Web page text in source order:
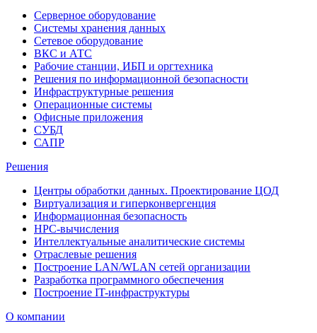
Серверное оборудование
Системы хранения данных
Сетевое оборудование
ВКС и АТС
Рабочие станции, ИБП и оргтехника
Решения по информационной безопасности
Инфраструктурные решения
Операционные системы
Офисные приложения
СУБД
САПР
Решения
Центры обработки данных. Проектирование ЦОД
Виртуализация и гиперконвергенция
Информационная безопасность
HPC-вычисления
Интеллектуальные аналитические системы
Отраслевые решения
Построение LAN/WLAN сетей организации
Разработка программного обеспечения
Построение IT-инфраструктуры
О компании